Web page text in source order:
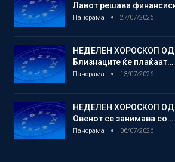
Лавот решава
Панорама 27/07/2026
НЕДЕЛЕН ХОРОСКОП ОД
Близнаците ќе плаќаат…
Панорама 13/07/2026
НЕДЕЛЕН ХОРОСКОП ОД
Овенот се занимава со…
Панорама 06/07/2026